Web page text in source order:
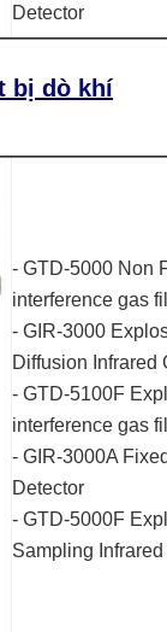
Detector
bị dò khí
- GTD-5000 Non
interference gas
- GIR-3000
Diffusion Infrared
- GTD-5100F
interference gas
- GIR-3000A
Detector
- GTD-5000F
Sampling